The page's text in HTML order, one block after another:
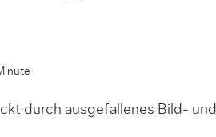
durch ausgefallenes Bild- und